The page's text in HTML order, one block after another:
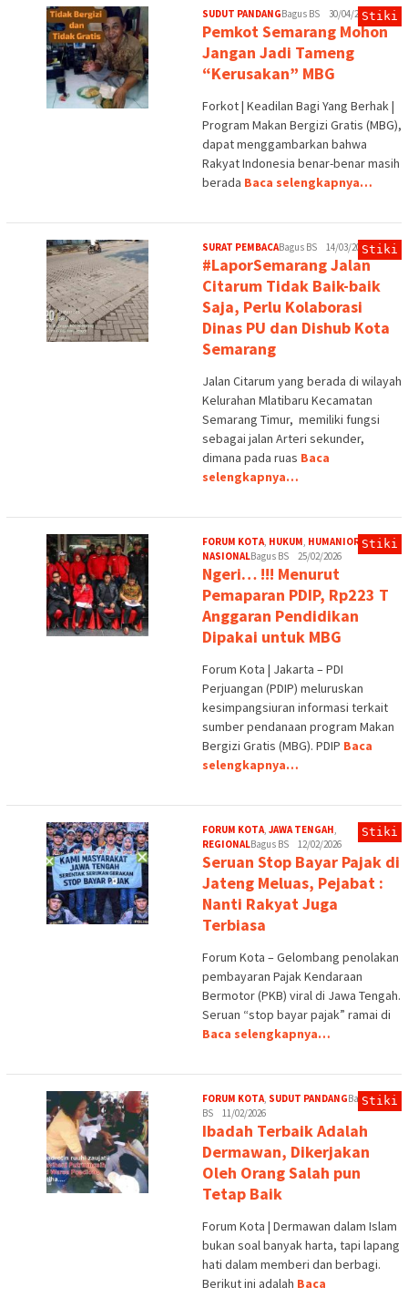
SUDUT PANDANGBagus BS 30/04/2026
Pemkot Semarang Mohon
Jangan Jadi Tameng
“Kerusakan” MBG
Forkot | Keadilan Bagi Yang Berhak |
Program Makan Bergizi Gratis (MBG),
dapat menggambarkan bahwa
Rakyat Indonesia benar-benar masih
berada Baca selengkapnya…
Stiki
SURAT PEMBACABagus BS 14/03/2026
#LaporSemarang Jalan
Citarum Tidak Baik-baik
Saja, Perlu Kolaborasi
Dinas PU dan Dishub Kota
Semarang
Jalan Citarum yang berada di wilayah
Kelurahan Mlatibaru Kecamatan
Semarang Timur, memiliki fungsi
sebagai jalan Arteri sekunder,
dimana pada ruas Baca
selengkapnya…
Stiki
FORUM KOTA, HUKUM, HUMANIORA,
NASIONALBagus BS 25/02/2026
Ngeri… !!! Menurut
Pemaparan PDIP, Rp223 T
Anggaran Pendidikan
Dipakai untuk MBG
Forum Kota | Jakarta – PDI
Perjuangan (PDIP) meluruskan
kesimpangsiuran informasi terkait
sumber pendanaan program Makan
Bergizi Gratis (MBG). PDIP Baca
selengkapnya…
Stiki
FORUM KOTA, JAWA TENGAH,
REGIONALBagus BS 12/02/2026
Seruan Stop Bayar Pajak di
Jateng Meluas, Pejabat :
Nanti Rakyat Juga
Terbiasa
Forum Kota – Gelombang penolakan
pembayaran Pajak Kendaraan
Bermotor (PKB) viral di Jawa Tengah.
Seruan “stop bayar pajak” ramai di
Baca selengkapnya…
Stiki
FORUM KOTA, SUDUT PANDANGBagus
BS
11/02/2026
Ibadah Terbaik Adalah
Dermawan, Dikerjakan
Oleh Orang Salah pun
Tetap Baik
Forum Kota | Dermawan dalam Islam
bukan soal banyak harta, tapi lapang
hati dalam memberi dan berbagi.
Berikut ini adalah Baca
Stiki